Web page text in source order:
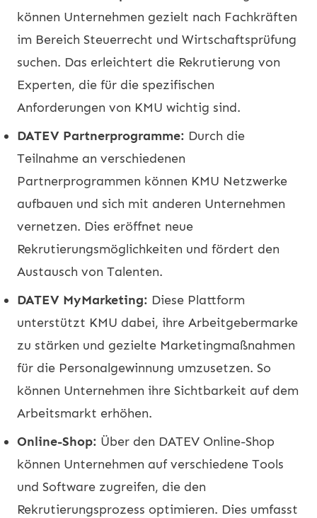
können Unternehmen gezielt nach Fachkräften
im Bereich Steuerrecht und Wirtschaftsprüfung
suchen. Das erleichtert die Rekrutierung von
Experten, die für die spezifischen
Anforderungen von KMU wichtig sind.
DATEV Partnerprogramme: Durch die
Teilnahme an verschiedenen
Partnerprogrammen können KMU Netzwerke
aufbauen und sich mit anderen Unternehmen
vernetzen. Dies eröffnet neue
Rekrutierungsmöglichkeiten und fördert den
Austausch von Talenten.
DATEV MyMarketing: Diese Plattform
unterstützt KMU dabei, ihre Arbeitgebermarke
zu stärken und gezielte Marketingmaßnahmen
für die Personalgewinnung umzusetzen. So
können Unternehmen ihre Sichtbarkeit auf dem
Arbeitsmarkt erhöhen.
Online-Shop: Über den DATEV Online-Shop
können Unternehmen auf verschiedene Tools
und Software zugreifen, die den
Rekrutierungsprozess optimieren. Dies umfasst